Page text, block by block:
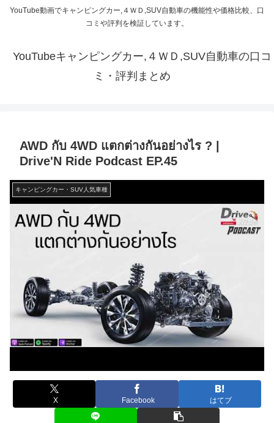
YouTube動画でキャンピングカー,４ＷＤ,SUV自動車の機能性や価格比較、口
コミや評判を検証しています。
YouTubeキャンピングカー,４ＷＤ,SUV自動車の口コ
ミ・評判まとめ
AWD กับ 4WD แตกต่างกันอย่างไร ? |
Drive'N Ride Podcast EP.45
キャンピングカー・SUV人気車種
X Facebook はてブ